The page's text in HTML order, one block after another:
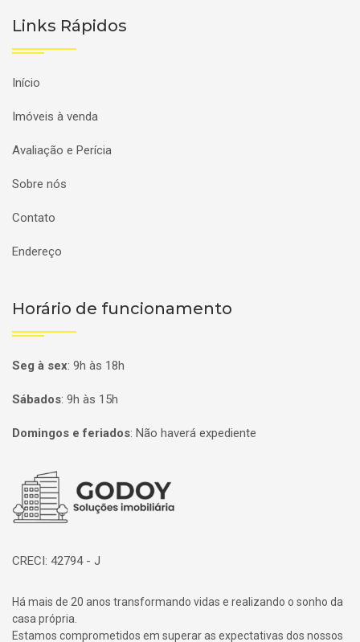
Links Rápidos
Início
Imóveis à venda
Avaliação e Perícia
Sobre nós
Contato
Endereço
Horário de funcionamento
Seg à sex: 9h às 18h
Sábados: 9h às 15h
Domingos e feriados: Não haverá expediente
Página inicial
CRECI: 42794 - J
Há mais de 20 anos transformando vidas e realizando o sonho da
casa própria.
Estamos comprometidos em superar as expectativas dos nossos